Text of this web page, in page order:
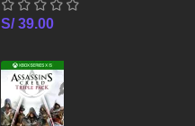
SERIES X/S
S/39.00